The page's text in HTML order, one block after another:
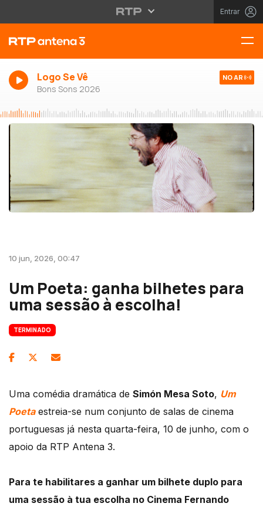
Entrar
Logo Se Vê
Bons Sons 2026
NO AR
10 jun, 2026, 00:47
Um Poeta: ganha bilhetes para
uma sessão à escolha!
TERMINADO
Uma comédia dramática de Simón Mesa Soto, Um
Poetaestreia-se num conjunto de salas de cinema
portuguesas já nesta quarta-feira, 10 de junho, com o
apoio da RTP Antena 3.
Para te habilitares a ganhar um bilhete duplo para
uma sessão à tua escolha no Cinema Fernando